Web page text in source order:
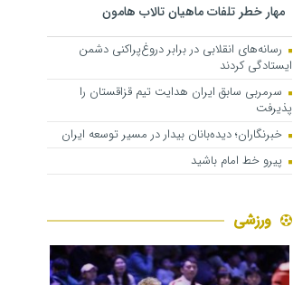
مهار خطر تلفات ماهیان تالاب‌ هامون
رسانه‌های انقلابی در برابر دروغ‌پراکنی دشمن
ایستادگی کردند
سرمربی سابق ایران هدایت تیم قزاقستان را
پذیرفت
خبرنگاران؛ دیده‌بانان بیدار در مسیر توسعه ایران
پیرو خط امام باشید
ورزشی